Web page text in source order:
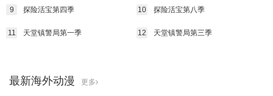
9 探险活宝第四季 10 探险活宝第八季
11 天堂镇警局第一季 12 天堂镇警局第三季
最新海外动漫 更多